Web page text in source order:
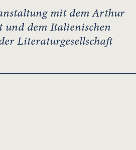
mit dem Arthur
dem Italienischen
Literaturgesellschaft